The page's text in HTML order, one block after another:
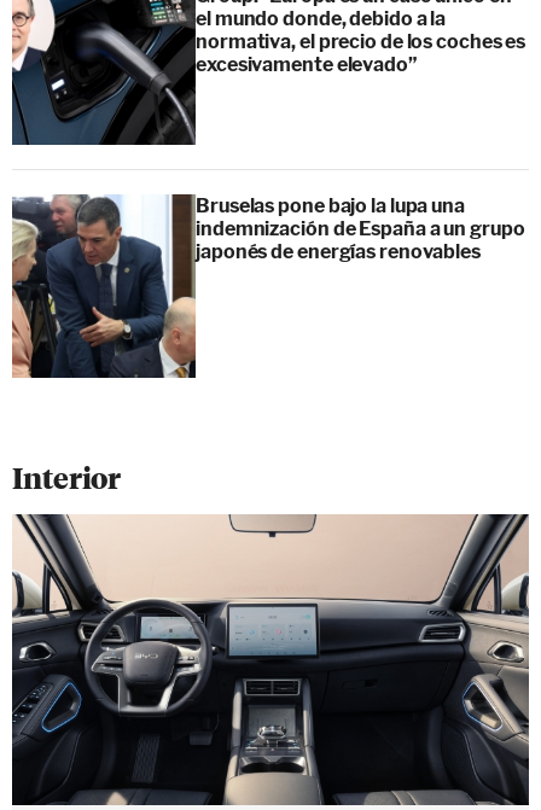
el mundo donde, debido a la
normativa, el precio de los coches es
excesivamente elevado”
Bruselas pone bajo la lupa una
indemnización de España a un grupo
japonés de energías renovables
Interior